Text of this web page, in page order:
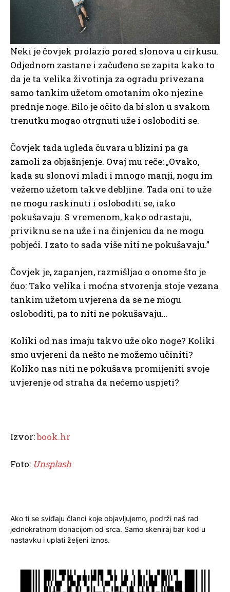
Neki je čovjek prolazio pored slonova u cirkusu.
Odjednom zastane i začuđeno se zapita kako to
da je ta velika životinja za ogradu privezana
samo tankim užetom omotanim oko njezine
prednje noge. Bilo je očito da bi slon u svakom
trenutku mogao otrgnuti uže i osloboditi se.
Čovjek tada ugleda čuvara u blizini pa ga
zamoli za objašnjenje. Ovaj mu reče: „Ovako,
kada su slonovi mladi i mnogo manji, nogu im
vežemo užetom takve debljine. Tada oni to uže
ne mogu raskinuti i osloboditi se, iako
pokušavaju. S vremenom, kako odrastaju,
priviknu se na uže i na činjenicu da ne mogu
pobjeći. I zato to sada više niti ne pokušavaju.”
Čovjek je, zapanjen, razmišljao o onome što je
čuo: Tako velika i moćna stvorenja stoje vezana
tankim užetom uvjerena da se ne mogu
osloboditi, pa to niti ne pokušavaju…
Koliki od nas imaju takvo uže oko noge? Koliki
smo uvjereni da nešto ne možemo učiniti?
Koliko nas niti ne pokušava promijeniti svoje
uvjerenje od straha da nećemo uspjeti?
Izvor:book.hr
Foto: Unsplash
Ako ti se sviđaju članci koje objavljujemo, podrži naš rad
jednokratnom donacijom od srca. Samo skeniraj bar kod u
nastavku i uplati željeni iznos.